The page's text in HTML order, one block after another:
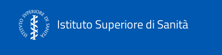
Istituto Superiore di Sanità